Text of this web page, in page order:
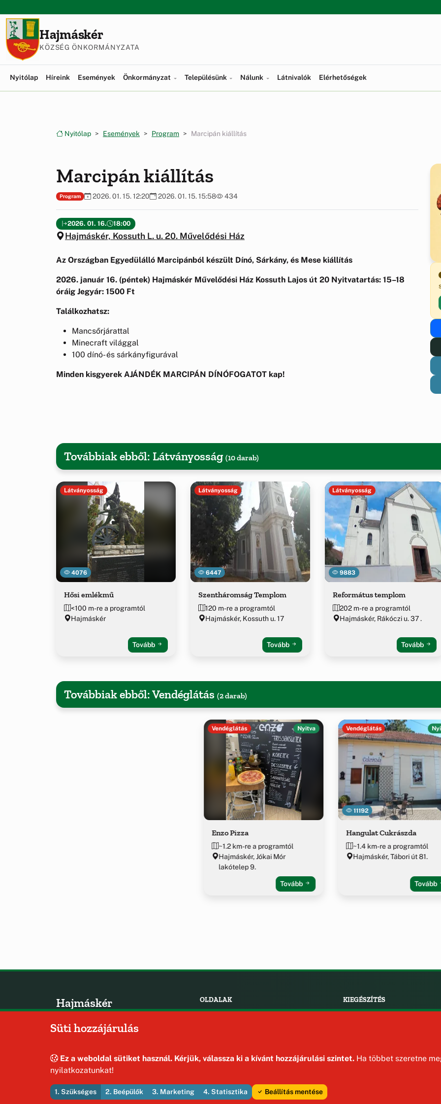
Hajmáskér
KÖZSÉG ÖNKORMÁNYZATA
Nyitólap Híreink Események Önkormányzat Településünk Nálunk Látnivalók Elérhetőségek
Nyitólap Események Program Marcipán kiállítás
Marcipán kiállítás
Program 2026. 01. 15. 12:20 2026. 01. 15. 15:58 434
2026. 01. 16. 18:00
Hajmáskér, Kossuth L. u. 20. Művelődési Ház
Az Országban Egyedülálló Marcipánból készült Dínó, Sárkány, és Mese kiállítás
2026. január 16. (péntek) Hajmáskér Művelődési Ház Kossuth Lajos út 20 Nyitvatartás: 15–18
óráig Jegyár: 1500 Ft
Találkozhatsz:
Mancsőrjárattal
Minecraft világgal
100 dínó- és sárkányfigurával
Minden kisgyerek AJÁNDÉK MARCIPÁN DÍNÓFOGATOT kap!
Továbbiak ebből: Látványosság (10 darab)
4076
Látványosság
Hősi emlékmű
<100 m-re a programtól
Hajmáskér
Tovább
6447
Látványosság
Szentháromság Templom
120 m-re a programtól
Hajmáskér, Kossuth u. 17
Tovább
9883
Látványosság
Református templom
202 m-re a programtól
Hajmáskér, Rákóczi u. 37 .
Tovább
Továbbiak ebből: Vendéglátás (2 darab)
Vendéglátás Nyitva
Enzo Pizza
~1.2 km-re a programtól
Hajmáskér, Jókai Mór
lakótelep 9.
Tovább
11192
Vendéglátás
Hangulat Cukrászda
~1.4 km-re a programtól
Hajmáskér, Tábori út 81.
Tovább
Hajmáskér OLDALAK KIEGÉSZÍTÉS
© 2026 Hajmáskér Község Önkormányzata — Minden jog fenntartva
Süti hozzájárulás
Ez a weboldal sütiket használ. Kérjük, válassza ki a kívánt hozzájárulási szintet. Ha többet szeretne
nyilatkozatunkat!
1. Szükséges 2. Beépülők 3. Marketing 4. Statisztika Beállítás mentése